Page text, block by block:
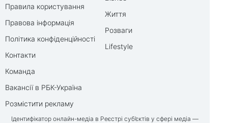
Правила користування
Правова інформація
Політика конфіденційності
Контакти
Команда
Вакансії в РБК-Україна
Розмістити рекламу
Життя
Розваги
Lifestyle
Ідентифікатор онлайн-медіа в Реєстрі суб’єктів у сфері медіа —